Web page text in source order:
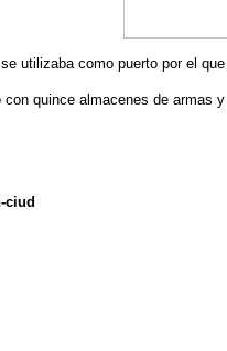
utilizaba como puerto por el
quince almacenes de
ciud